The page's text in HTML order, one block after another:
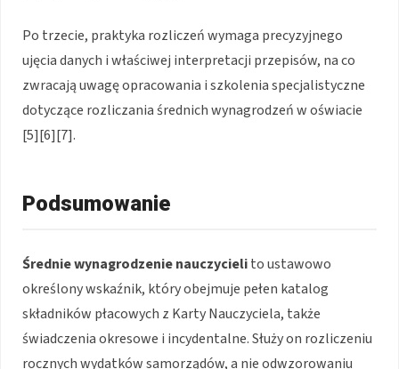
Po trzecie, praktyka rozliczeń wymaga precyzyjnego
ujęcia danych i właściwej interpretacji przepisów, na co
zwracają uwagę opracowania i szkolenia specjalistyczne
dotyczące rozliczania średnich wynagrodzeń w oświacie
[5][6][7].
Podsumowanie
Średnie wynagrodzenie nauczycielito ustawowo
określony wskaźnik, który obejmuje pełen katalog
składników płacowych z Karty Nauczyciela, także
świadczenia okresowe i incydentalne. Służy on rozliczeniu
rocznych wydatków samorządów, a nie odwzorowaniu